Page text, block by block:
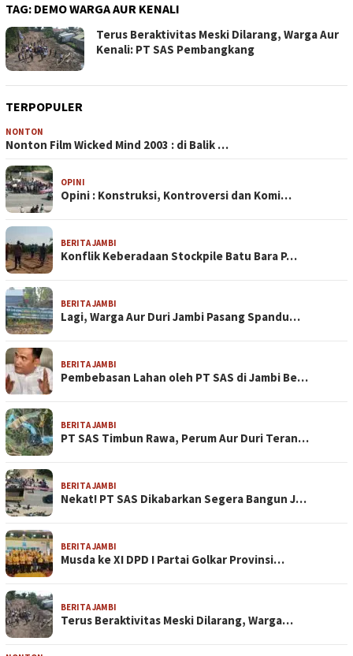
TAG: DEMO WARGA AUR KENALI
Terus Beraktivitas Meski Dilarang, Warga Aur
Kenali: PT SAS Pembangkang
TERPOPULER
NONTON
Nonton Film Wicked Mind 2003 : di Balik …
OPINI
Opini : Konstruksi, Kontroversi dan Komi…
BERITA JAMBI
Konflik Keberadaan Stockpile Batu Bara P…
BERITA JAMBI
Lagi, Warga Aur Duri Jambi Pasang Spandu…
BERITA JAMBI
Pembebasan Lahan oleh PT SAS di Jambi Be…
BERITA JAMBI
PT SAS Timbun Rawa, Perum Aur Duri Teran…
BERITA JAMBI
Nekat! PT SAS Dikabarkan Segera Bangun J…
BERITA JAMBI
Musda ke XI DPD I Partai Golkar Provinsi…
BERITA JAMBI
Terus Beraktivitas Meski Dilarang, Warga…